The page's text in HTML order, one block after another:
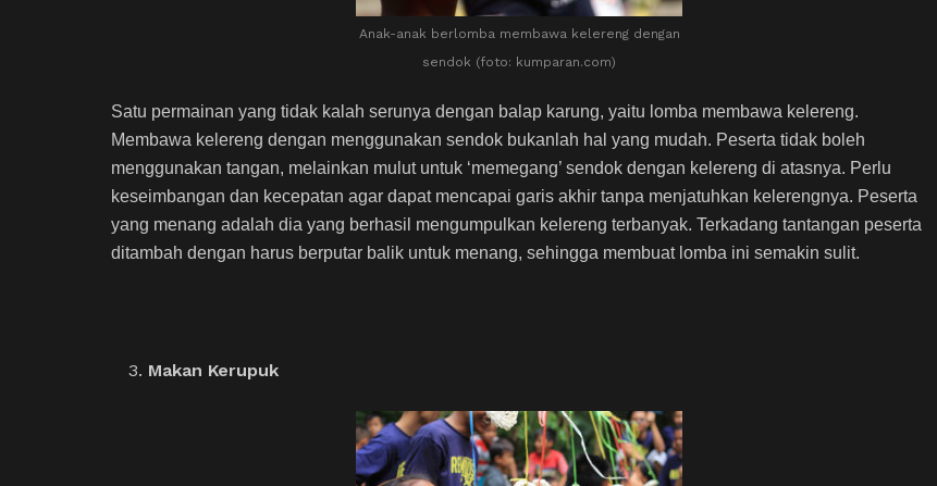
Anak-anak berlomba membawa kelereng dengan
sendok (foto: kumparan.com)
Satu permainan yang tidak kalah serunya dengan balap karung, yaitu lomba membawa kelereng.
Membawa kelereng dengan menggunakan sendok bukanlah hal yang mudah. Peserta tidak boleh
menggunakan tangan, melainkan mulut untuk ‘memegang’ sendok dengan kelereng di atasnya. Perlu
keseimbangan dan kecepatan agar dapat mencapai garis akhir tanpa menjatuhkan kelerengnya. Peserta
yang menang adalah dia yang berhasil mengumpulkan kelereng terbanyak. Terkadang tantangan peserta
ditambah dengan harus berputar balik untuk menang, sehingga membuat lomba ini semakin sulit.
Makan Kerupuk